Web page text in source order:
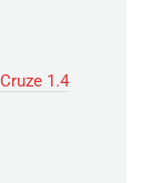
1.4